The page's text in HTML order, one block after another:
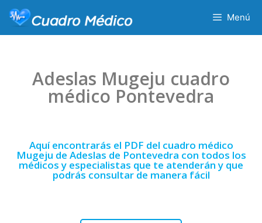
Menú
Adeslas Mugeju cuadro
médico Pontevedra
Aquí encontrarás el PDF del cuadro médico
Mugeju de Adeslas de Pontevedra con todos los
médicos y especialistas que te atenderán y que
podrás consultar de manera fácil